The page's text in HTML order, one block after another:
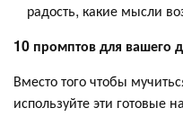
радость, какие мысли
10 промптов для вашего
Вместо того чтобы
используйте эти готовые